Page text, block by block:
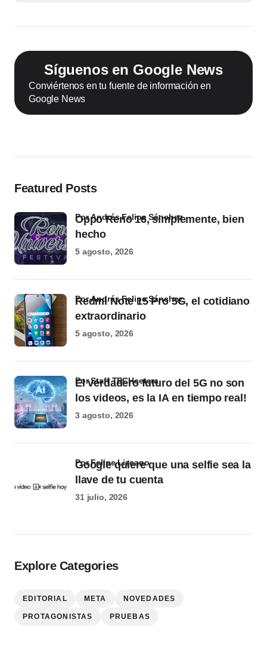
Síguenos en Google News
Conviértenos en tu fuente de información en
Google News
Featured Posts
Oppo Reno 16, simplemente, bien
hecho
por Andrés Felipe Sánchez
5 agosto, 2026
Redmi Note 15 Pro 5G, el cotidiano
extraordinario
por Andrés Felipe Sánchez
5 agosto, 2026
El verdadero futuro del 5G no son
los videos, es la IA en tiempo real!
por Staff TECHcetera
3 agosto, 2026
Google quiere que una selfie sea la
llave de tu cuenta
por Felipe Lizcano
31 julio, 2026
Explore Categories
EDITORIAL META NOVEDADES
PROTAGONISTAS PRUEBAS